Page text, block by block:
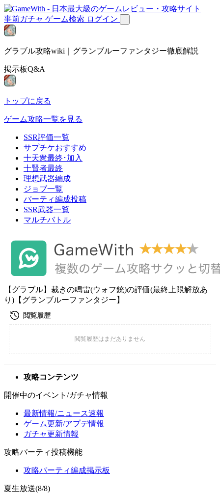
事前ガチャ ゲーム検索 ログイン
グラブル攻略wiki｜グランブルーファンタジー徹底解説
掲示板Q&A
トップに戻る
ゲーム攻略一覧を見る
SSR評価一覧
サプチケおすすめ
十天衆最終･加入
十賢者最終
理想武器編成
ジョブ一覧
パーティ編成投稿
SSR武器一覧
マルチバトル
【グラブル】裁きの鳴雷(ウォフ銃)の評価(最終上限解放あ
り)【グランブルーファンタジー】
攻略コンテンツ
開催中のイベント/ガチャ情報
最新情報/ニュース速報
ゲーム更新/アプデ情報
ガチャ更新情報
攻略パーティ投稿機能
攻略パーティ編成掲示板
夏生放送(8/8)